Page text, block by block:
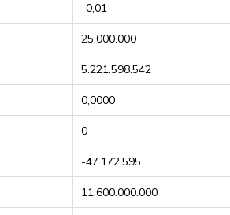
-0,01
25.000.000
5.221.598.542
0,0000
0
-47.172.595
11.600.000.000